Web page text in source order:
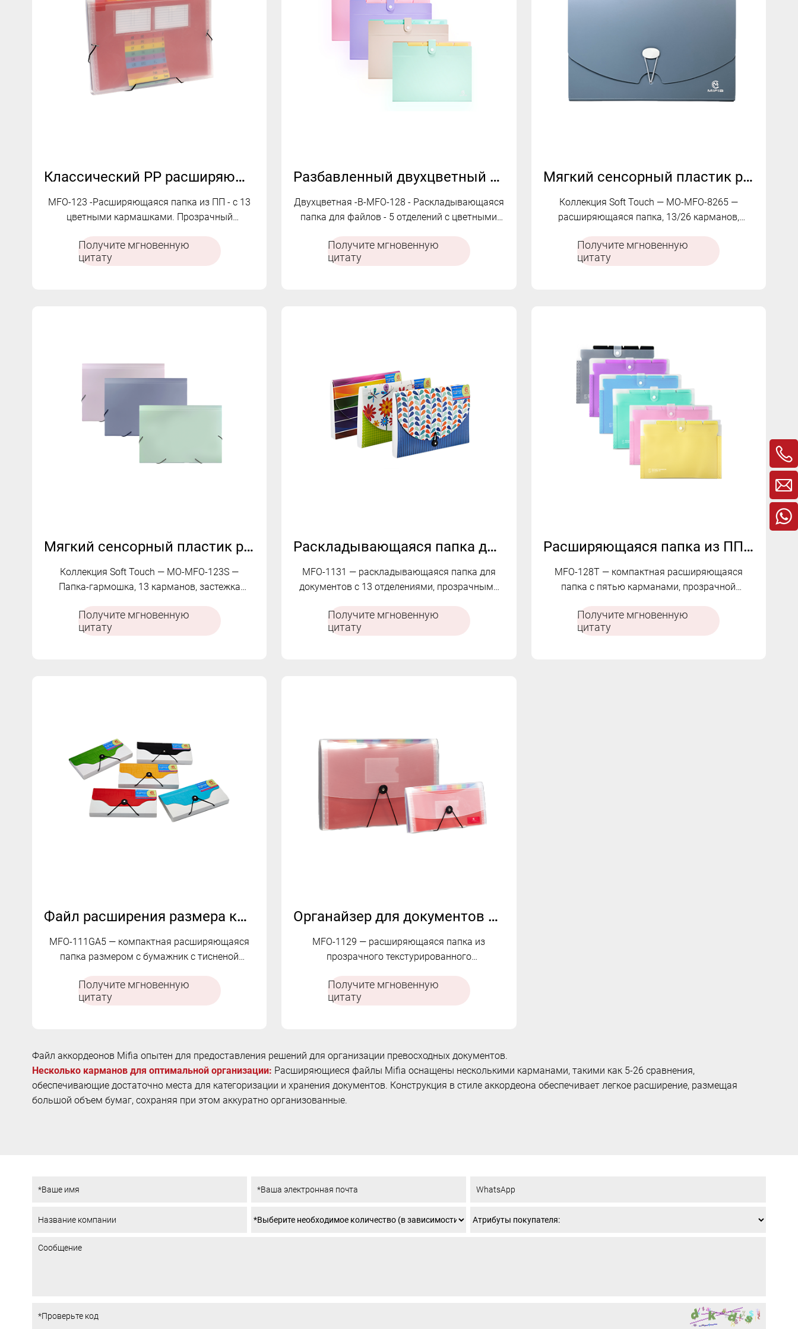
Классический PP расширяющийся файл | 13 карманов | Прозрачный диагональный дизайн | MFO-123
MFO-123 -Расширяющаяся папка из ПП - с 13
цветными кармашками. Прозрачный
эластичная застежка.
Получите мгновенную
цитату
Разбавленный двухцветный файл | B-MFO-128
Двухцветная -B-MFO-128 - Раскладывающаяся
папка для файлов - 5 отделений с цветными
Получите мгновенную
цитату
Мягкий сенсорный пластик расширяющийся папка файлов | MO-MFO-8265
Коллекция Soft Touch — MO-MFO-8265 —
расширяющаяся папка, 13/26 карманов,
большой размер Ca
Получите мгновенную
цитату
Мягкий сенсорный пластик расширяющийся папка файлов | MO-MFO-123s
Коллекция Soft Touch — MO-MFO-123S —
Папка-гармошка, 13 карманов, застежка
вместимость
Получите мгновенную
цитату
Раскладывающаяся папка для файлов с 13 отделениями | МФО-1131
MFO-1131 — раскладывающаяся папка для
документов с 13 отделениями, прозрачными
застежкой на шнурке для организованной
классификации и хранения документов.
Получите мгновенную
цитату
Расширяющаяся папка из ПП с 5 карманами | МФО-128Т
MFO-128T — компактная расширяющаяся
папка с пятью карманами, прозрачной
пастельных тонов, возможностью печати и
деталями логотипа из серебряной фольги.
Получите мгновенную
цитату
Файл расширения размера кошелька | МФО-111ГА5
MFO-111GA5 — компактная расширяющаяся
папка размером с бумажник с тисненой
карманами и надежной эластичной застежкой
на пуговицы для повседневной организации.
Получите мгновенную
цитату
Органайзер для документов из ПП-аккордеона | МФО-1129
MFO-1129 — расширяющаяся папка из
прозрачного текстурированного
карманом для карточек и надежной
эластичной застежкой для эффективной
Получите мгновенную
цитату
Файл аккордеонов Mifia опытен для предоставления решений для организации превосходных документов.
Несколько карманов для оптимальной организации: Расширяющиеся файлы Mifia оснащены несколькими карманами, такими как 5-26 сравнения,
обеспечивающие достаточно места для категоризации и хранения документов. Конструкция в стиле аккордеона обеспечивает легкое расширение, размещая
большой объем бумаг, сохраняя при этом аккуратно организованные.